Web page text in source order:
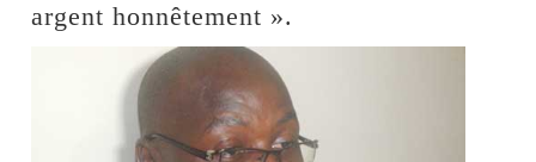
argent honnêtement ».